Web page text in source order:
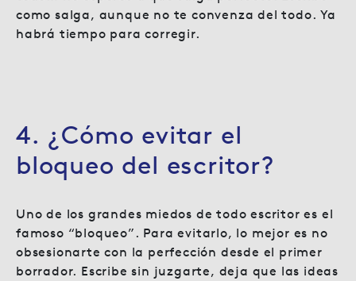
como salga, aunque no te convenza del todo. Ya
habrá tiempo para corregir.
4. ¿Cómo evitar el
bloqueo del escritor?
Uno de los grandes miedos de todo escritor es el
famoso “bloqueo”. Para evitarlo, lo mejor es no
obsesionarte con la perfección desde el primer
borrador. Escribe sin juzgarte, deja que las ideas